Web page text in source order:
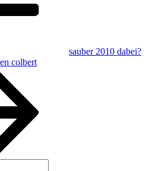
sauber 2010 dabei?
colbert